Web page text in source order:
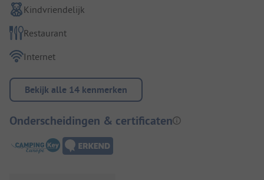
Kindvriendelijk
Restaurant
Internet
Bekijk alle 14 kenmerken
Onderscheidingen & certificaten